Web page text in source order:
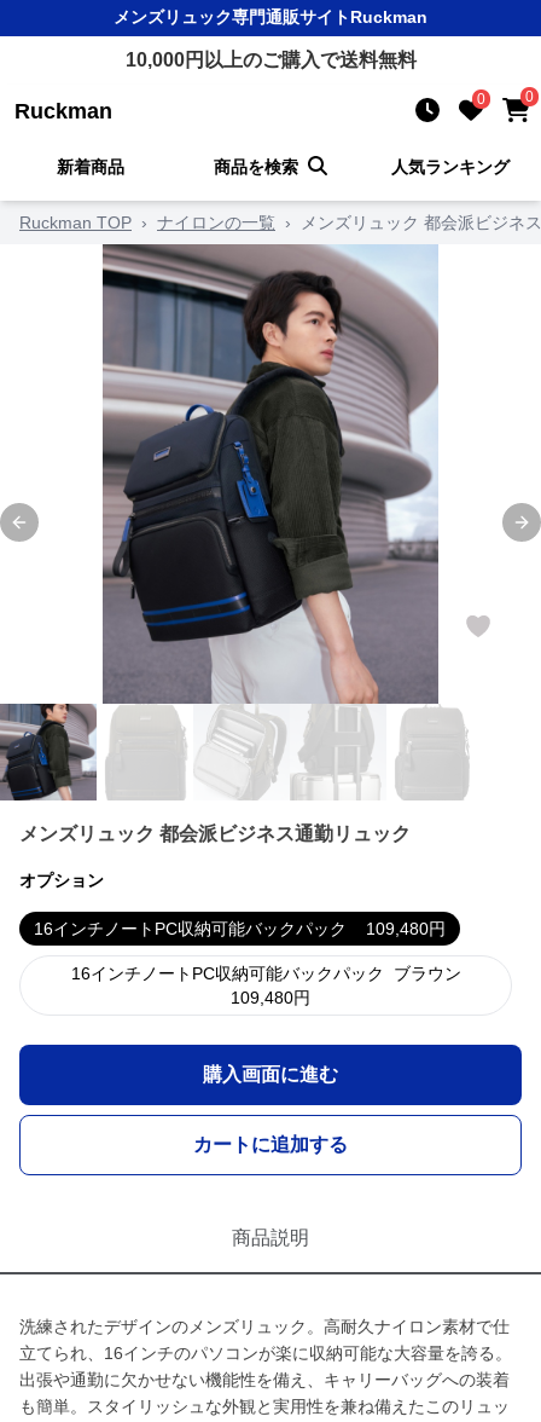
メンズリュック専門通販サイトRuckman
10,000円以上のご購入で送料無料
Ruckman 0 0
新着商品 商品を検索 人気ランキング
Ruckman TOP › ナイロンの一覧 › メンズリュック 都会派ビジネ
Previous slide
メンズリュック 都会派ビジネス通勤リュック
オプション
16インチノートPC収納可能バックパック 109,480円
16インチノートPC収納可能バックパック
ブラウン
109,480円
購入画面に進む
カートに追加する
商品説明
洗練されたデザインのメンズリュック。高耐久ナイロン素材で仕
立てられ、16インチのパソコンが楽に収納可能な大容量を誇る。
出張や通勤に欠かせない機能性を備え、キャリーバッグへの装着
も簡単。スタイリッシュな外観と実用性を兼ね備えたこのリュッ